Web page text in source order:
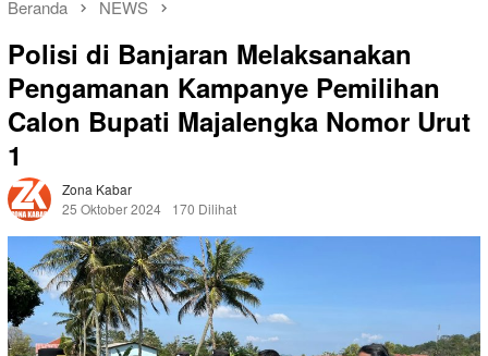
Beranda NEWS
Polisi di Banjaran Melaksanakan
Pengamanan Kampanye Pemilihan
Calon Bupati Majalengka Nomor Urut
1
Zona Kabar
25 Oktober 2024
170 Dilihat